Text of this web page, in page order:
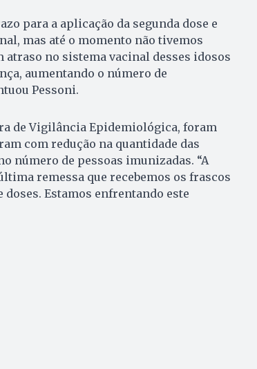
para a aplicação da segunda dose e
mas até o momento não tivemos
no sistema vacinal desses idosos
aumentando o número de
Pessoni.
de Vigilância Epidemiológica, foram
com redução na quantidade das
número de pessoas imunizadas. “A
remessa que recebemos os frascos
doses. Estamos enfrentando este